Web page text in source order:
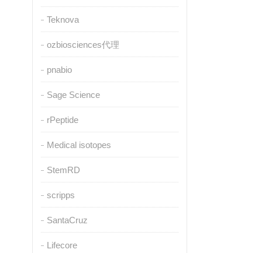
Teknova
ozbiosciences代理
pnabio
Sage Science
rPeptide
Medical isotopes
StemRD
scripps
SantaCruz
Lifecore